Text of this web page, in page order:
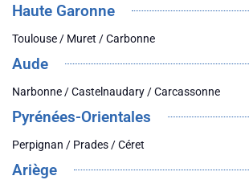
Haute Garonne
Toulouse / Muret / Carbonne
Aude
Narbonne / Castelnaudary / Carcassonne
Pyrénées-Orientales
Perpignan / Prades / Céret
Ariège